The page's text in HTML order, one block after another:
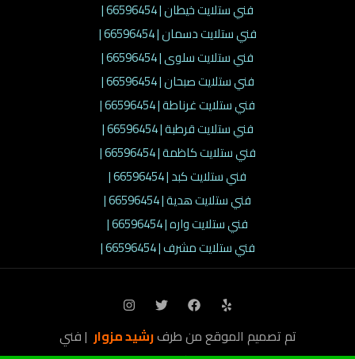
فني ستلايت خيطان | 66596454 |
فني ستلايت دسمان | 66596454 |
فني ستلايت سلوى | 66596454 |
فني ستلايت صبحان | 66596454 |
فني ستلايت غرناطة | 66596454 |
فني ستلايت قرطبة | 66596454 |
فني ستلايت كاظمة | 66596454 |
فني ستلايت كبد | 66596454 |
فني ستلايت هدية | 66596454 |
فني ستلايت واره | 66596454 |
فني ستلايت مشرف | 66596454 |
تم تصميم الموقع من طرفرشيد مزوار | فني